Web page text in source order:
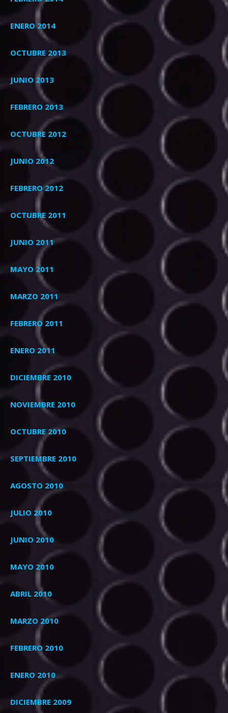
ENERO 2014
OCTUBRE 2013
JUNIO 2013
FEBRERO 2013
OCTUBRE 2012
JUNIO 2012
FEBRERO 2012
OCTUBRE 2011
JUNIO 2011
MAYO 2011
MARZO 2011
FEBRERO 2011
ENERO 2011
DICIEMBRE 2010
NOVIEMBRE 2010
OCTUBRE 2010
SEPTIEMBRE 2010
AGOSTO 2010
JULIO 2010
JUNIO 2010
MAYO 2010
ABRIL 2010
MARZO 2010
FEBRERO 2010
ENERO 2010
DICIEMBRE 2009